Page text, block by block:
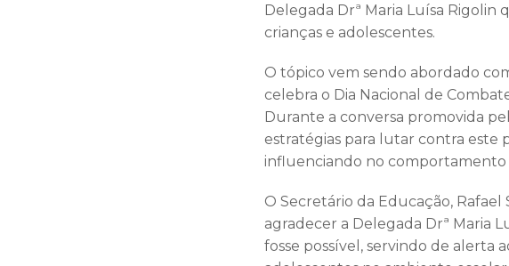
Delegada Drª Maria Luísa Rigolin
crianças e adolescentes.
O tópico vem sendo abordado
celebra o Dia Nacional de
Durante a conversa promovida
estratégias para lutar contra este
influenciando no comportamento
O Secretário da Educação, Rafael
agradecer a Delegada Drª Maria
fosse possível, servindo de alerta